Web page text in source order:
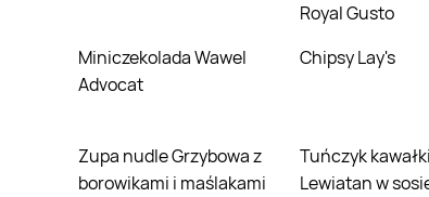
Royal Gusto
Miniczekolada Wawel
Advocat
Chipsy Lay's
Zupa nudle Grzybowa z
borowikami i maślakami
Tuńczyk kawałki
Lewiatan w